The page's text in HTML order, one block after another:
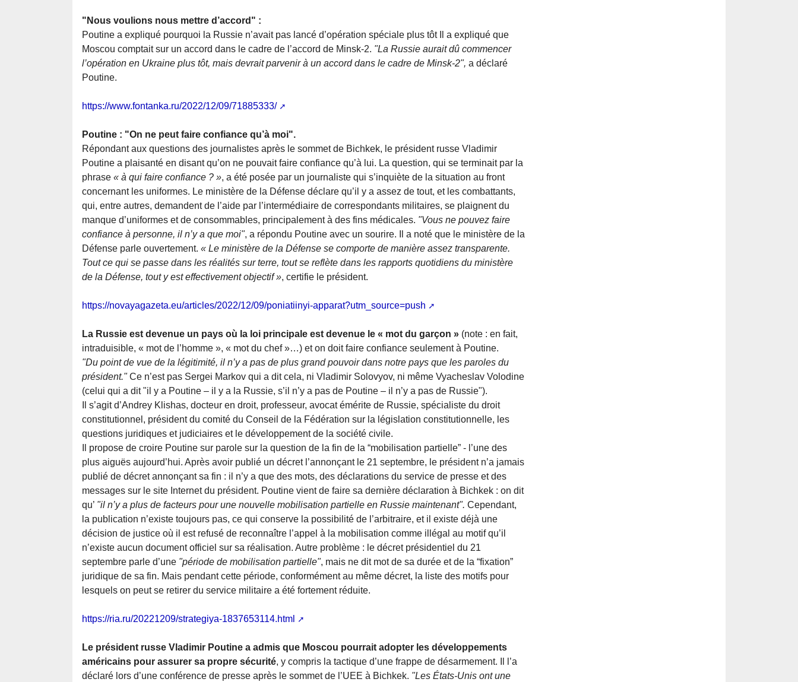
"Nous voulions nous mettre d’accord" :
Poutine a expliqué pourquoi la Russie n’avait pas lancé d’opération spéciale plus tôt Il a expliqué que
Moscou comptait sur un accord dans le cadre de l’accord de Minsk-2. "La Russie aurait dû commencer
l’opération en Ukraine plus tôt, mais devrait parvenir à un accord dans le cadre de Minsk-2", a déclaré
Poutine.
https://www.fontanka.ru/2022/12/09/71885333/
Poutine : "On ne peut faire confiance qu’à moi".
Répondant aux questions des journalistes après le sommet de Bichkek, le président russe Vladimir
Poutine a plaisanté en disant qu’on ne pouvait faire confiance qu’à lui. La question, qui se terminait par la
phrase « à qui faire confiance ? », a été posée par un journaliste qui s’inquiète de la situation au front
concernant les uniformes. Le ministère de la Défense déclare qu’il y a assez de tout, et les combattants,
qui, entre autres, demandent de l’aide par l’intermédiaire de correspondants militaires, se plaignent du
manque d’uniformes et de consommables, principalement à des fins médicales. "Vous ne pouvez faire
confiance à personne, il n’y a que moi", a répondu Poutine avec un sourire. Il a noté que le ministère de la
Défense parle ouvertement. « Le ministère de la Défense se comporte de manière assez transparente.
Tout ce qui se passe dans les réalités sur terre, tout se reflète dans les rapports quotidiens du ministère
de la Défense, tout y est effectivement objectif », certifie le président.
https://novayagazeta.eu/articles/2022/12/09/poniatiinyi-apparat?utm_source=push
La Russie est devenue un pays où la loi principale est devenue le « mot du garçon » (note : en fait,
intraduisible, « mot de l’homme », « mot du chef »…) et on doit faire confiance seulement à Poutine.
"Du point de vue de la légitimité, il n’y a pas de plus grand pouvoir dans notre pays que les paroles du
président."Ce n’est pas Sergei Markov qui a dit cela, ni Vladimir Solovyov, ni même Vyacheslav Volodine
(celui qui a dit "il y a Poutine – il y a la Russie, s’il n’y a pas de Poutine – il n’y a pas de Russie").
Il s’agit d’Andrey Klishas, docteur en droit, professeur, avocat émérite de Russie, spécialiste du droit
constitutionnel, président du comité du Conseil de la Fédération sur la législation constitutionnelle, les
questions juridiques et judiciaires et le développement de la société civile.
Il propose de croire Poutine sur parole sur la question de la fin de la “mobilisation partielle” - l’une des
plus aiguës aujourd’hui. Après avoir publié un décret l’annonçant le 21 septembre, le président n’a jamais
publié de décret annonçant sa fin : il n’y a que des mots, des déclarations du service de presse et des
messages sur le site Internet du président. Poutine vient de faire sa dernière déclaration à Bichkek : on dit
qu’ "il n’y a plus de facteurs pour une nouvelle mobilisation partielle en Russie maintenant". Cependant,
la publication n’existe toujours pas, ce qui conserve la possibilité de l’arbitraire, et il existe déjà une
décision de justice où il est refusé de reconnaître l’appel à la mobilisation comme illégal au motif qu’il
n’existe aucun document officiel sur sa réalisation. Autre problème : le décret présidentiel du 21
septembre parle d’une "période de mobilisation partielle", mais ne dit mot de sa durée et de la “fixation”
juridique de sa fin. Mais pendant cette période, conformément au même décret, la liste des motifs pour
lesquels on peut se retirer du service militaire a été fortement réduite.
https://ria.ru/20221209/strategiya-1837653114.html
Le président russe Vladimir Poutine a admis que Moscou pourrait adopter les développements
américains pour assurer sa propre sécurité, y compris la tactique d’une frappe de désarmement. Il l’a
déclaré lors d’une conférence de presse après le sommet de l’UEE à Bichkek. "Les États-Unis ont une